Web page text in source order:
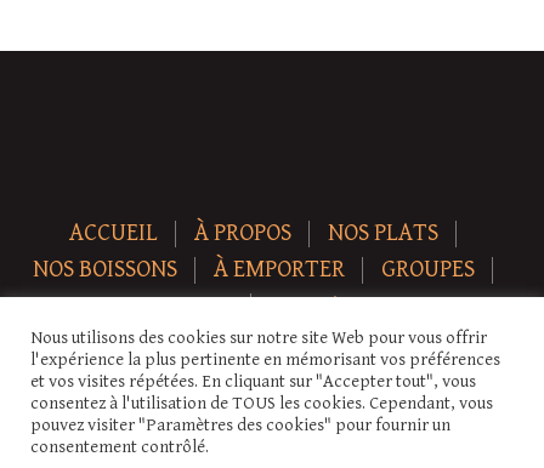
ACCUEIL À PROPOS
NOS PLATS
NOS BOISSONS
À EMPORTER
GROUPES
NEWS
CONTACT
Copyright © 2026 Auberge-ecurie. Tous droits réservés.
Nous utilisons des cookies sur notre site Web pour vous offrir
l'expérience la plus pertinente en mémorisant vos préférences
et vos visites répétées. En cliquant sur "Accepter tout", vous
consentez à l'utilisation de TOUS les cookies. Cependant, vous
pouvez visiter "Paramètres des cookies" pour fournir un
consentement contrôlé.